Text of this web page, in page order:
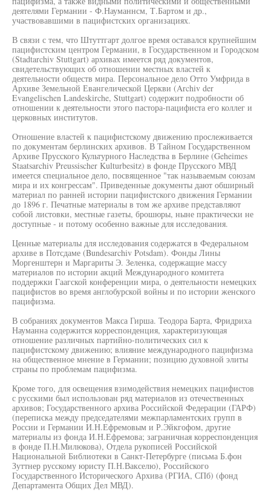
деятелями Германии - Ф.Науманнсм, Т.Бартом и др.,
участвовавшими в пацифистских организациях.
В связи с тем, что Штуттгарт долгое время оставался крупнейшим
пацифистским центром Германии, в Государственном и Городском
(Stadtarchiv Stuttgart) архивах имеется ряд документов,
свидетельствующих об отношении местных властей к
деятельности обществ мира. Персональное дело Отто Умфрида в
Архиве Земельной Евангелической Церкви (Archiv der
Evangelischen Landeskirche, Stuttgart) содержит подробности об
отношении к деятельности этого пастора-пацифиста его коллег и
церковных институтов.
Отношение властей к пацифистскому движению прослеживается
по документам берлинских архивов. В Тайном Государственном
Архиве Прусского Культурного Наследства в Берлине (Geheimes
Staatsarchiv Preussischer Kulturbesitz) в фонде Прусского МВД
имеется специальное дело, посвященное "так называемым союзам
мира и их конгрессам". Приведенные документы дают обширный
материал по ранней истории пацифистского движения Германии
до 1896 г. Печатные материалы в том же архиве представляют
собой листовки, местные газеты, брошюры, ныне практически не
доступные - и потому особенно важные для исследования.
Ценные материалы для исследования содержатся в Федеральном
архиве в Потсдаме (Bundesarchiv Potsdam). Фонды Лины
Моргенштерн и Маргариты Э. Зеленка, содержащие массу
материалов по истории акций Международного комитета
поддержки Гаагской конференции мира, о деятельности немецких
пацифистов во время англобурской войны и по истории женского
пацифизма.
В собраниях документов Макса Гирша. Теодора Барта, Фридриха
Науманна содержится корреспонденция, характеризующая
отношение различных партийно-политических сил к
пацифистскому движению; влияние международного пацифизма
на общественное мнение в Германии; позицию духовной элиты
страны по проблемам пацифизма.
Кроме того, для освещения взимодействия немецких пацифистов
с русскими был использован ряд материалов из отечественных
архивов; Государственного архива Российской Федерации (ГАРФ)
(переписка между председателями межпарламентских групп в
России и Германии И.Н.Ефремовым и Р.Эйкгофом, другие
материалы из фонда И.Н.Ефремова; заграничная корреспонденция
в фонде П.Н.Милюкова), Отдела рукописей Российской
Национальной Библиотеки в Санкт-Петербурге (письма Б.фон
Зуттнер русскому юристу П.Н.Вакселю), Российского
Государственного Исторического Архива (РГИА, СПб) (фонд
Департамента Общих Дел МВД).